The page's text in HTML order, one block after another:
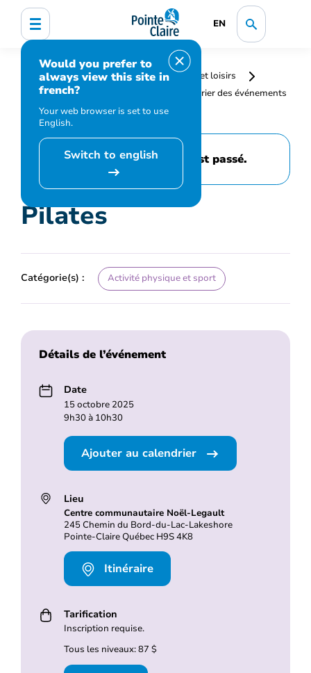
EN
Would you prefer to
always view this site in
french?
Your web browser is set to use
English.
Switch to english
Accueil
Bibliothèque, culture, sports et loisirs
Programmation et inscription
Calendrier des événements
et activités
Pilates
Cet événement est passé.
Pilates
Catégorie(s) : Activité physique et sport
Détails de l’événement
Date
15 octobre 2025
9h30 à 10h30
Ajouter au calendrier
Lieu
Centre communautaire Noël-Legault
245 Chemin du Bord-du-Lac-Lakeshore
Pointe-Claire Québec H9S 4K8
Itinéraire
Tarification
Inscription requise.
Tous les niveaux: 87 $